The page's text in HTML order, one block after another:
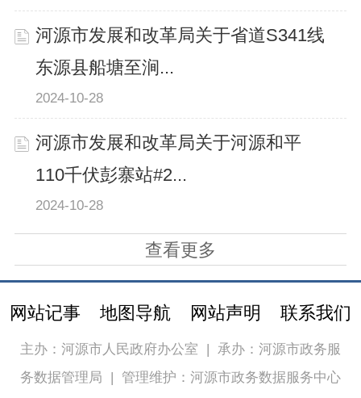
河源市发展和改革局关于省道S341线
东源县船塘至涧...
2024-10-28
河源市发展和改革局关于河源和平
110千伏彭寨站#2...
2024-10-28
查看更多
网站记事 地图导航 网站声明 联系我们
主办：河源市人民政府办公室
承办：河源市政务服
务数据管理局
管理维护：河源市政务数据服务中心